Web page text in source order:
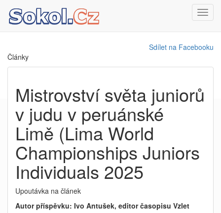
Sdílet na Facebooku
Články
Mistrovství světa juniorů
v judu v peruánské
Limě (Lima World
Championships Juniors
Individuals 2025
Upoutávka na článek
Autor příspěvku: Ivo Antušek, editor časopisu Vzlet